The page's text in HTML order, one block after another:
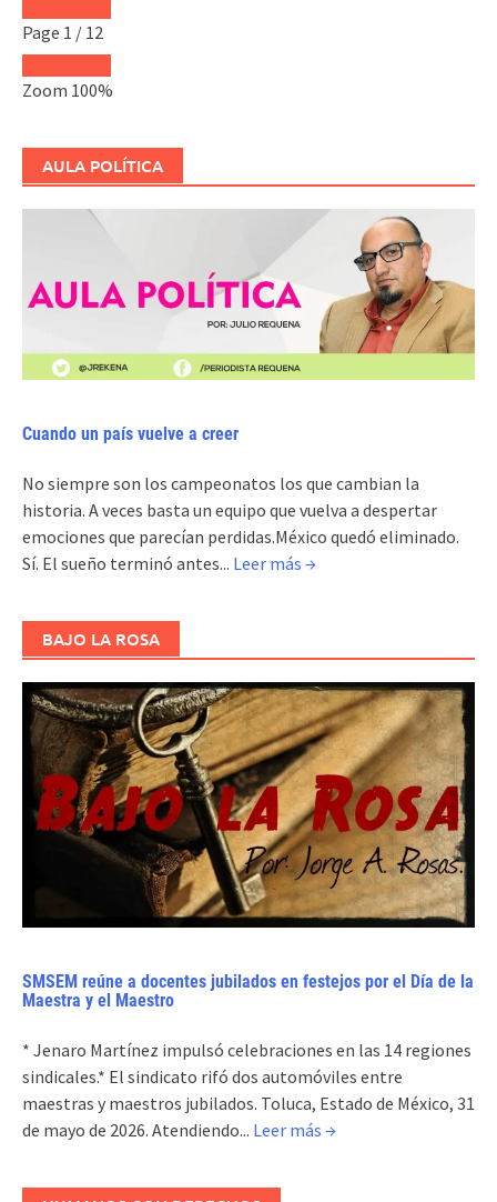
Page 1 / 12
Zoom 100%
AULA POLÍTICA
Cuando un país vuelve a creer
No siempre son los campeonatos los que cambian la
historia. A veces basta un equipo que vuelva a despertar
emociones que parecían perdidas.México quedó eliminado.
Sí. El sueño terminó antes... Leer más →
BAJO LA ROSA
SMSEM reúne a docentes jubilados en festejos por el Día de la
Maestra y el Maestro
* Jenaro Martínez impulsó celebraciones en las 14 regiones
sindicales.* El sindicato rifó dos automóviles entre
maestras y maestros jubilados. Toluca, Estado de México, 31
de mayo de 2026. Atendiendo... Leer más →